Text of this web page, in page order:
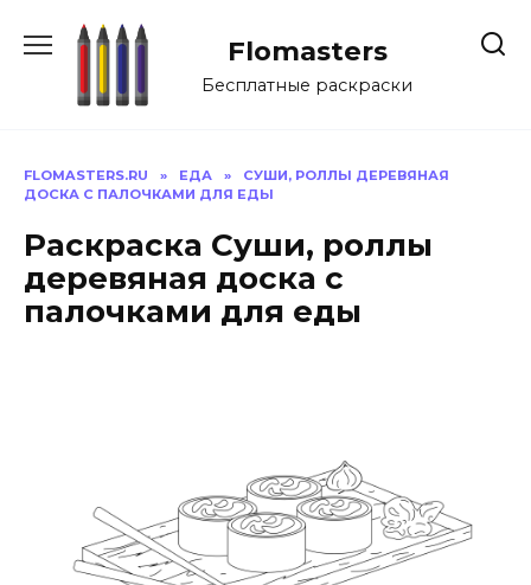
Flomasters
Бесплатные раскраски
FLOMASTERS.RU » ЕДА »
СУШИ, РОЛЛЫ ДЕРЕВЯНАЯ
ДОСКА С ПАЛОЧКАМИ ДЛЯ ЕДЫ
Раскраска Суши, роллы
деревяная доска с
палочками для еды